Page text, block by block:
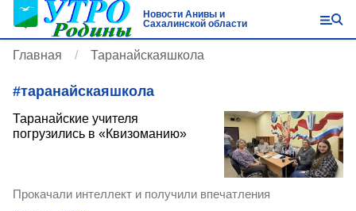
Новости Анивы и
Сахалинской области
Главная Таранайскаяшкола
#таранайскаяшкола
Таранайские учителя
погрузились в «Квизоманию»
Прокачали интеллект и получили впечатления